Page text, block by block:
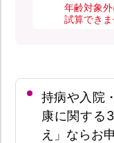
年齢対象外
試算でき
持病や入院
康に関する
え」ならお